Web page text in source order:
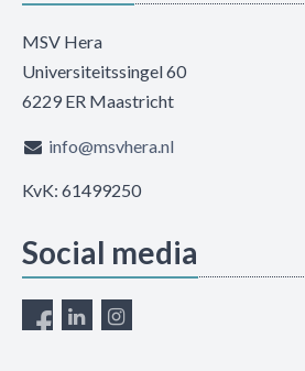
MSV Hera
Universiteitssingel 60
6229 ER Maastricht
info@msvhera.nl
KvK: 61499250
Social media